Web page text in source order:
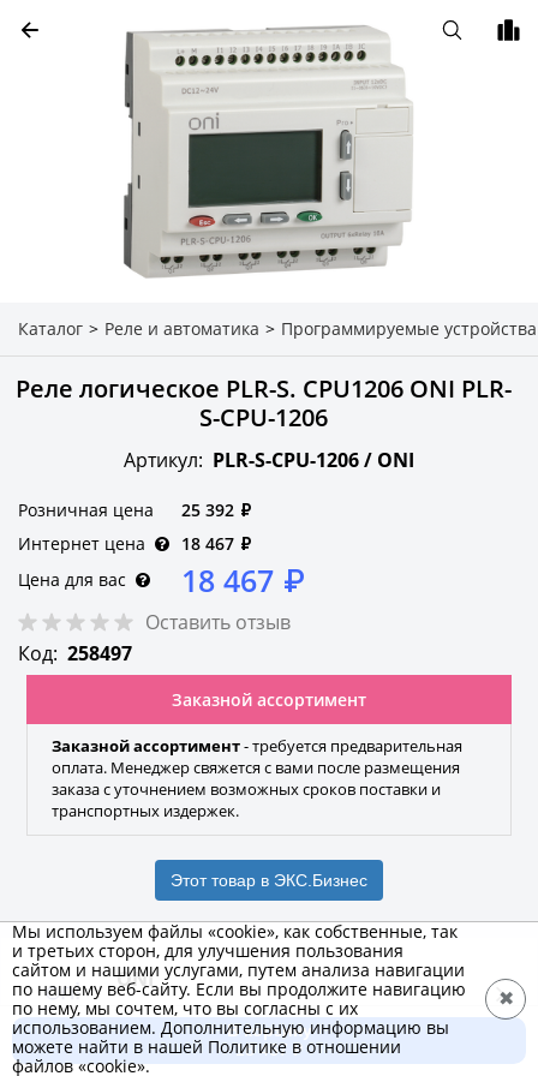
Каталог > Реле и автоматика > Программируемые устройства
Реле логическое PLR-S. CPU1206 ONI PLR-
S-CPU-1206
Артикул: PLR-S-CPU-1206 / ONI
Розничная цена 25 392 ₽
Интернет цена
18 467 ₽
Цена для вас
18 467 ₽
Оставить отзыв
Код: 258497
Заказной ассортимент
Заказной ассортимент- требуется предварительная
оплата. Менеджер свяжется с вами после размещения
заказа с уточнением возможных сроков поставки и
транспортных издержек.
Этот товар в ЭКС.Бизнес
ONI
Бренд
В корзину
18 467 ₽
Мы используем файлы «cookie», как собственные, так
и третьих сторон, для улучшения пользования
сайтом и нашими услугами, путем анализа навигации
по нашему веб-сайту. Если вы продолжите навигацию
по нему, мы сочтем, что вы согласны с их
использованием. Дополнительную информацию вы
можете найти в нашей Политике в отношении
файлов «cookie».
✖